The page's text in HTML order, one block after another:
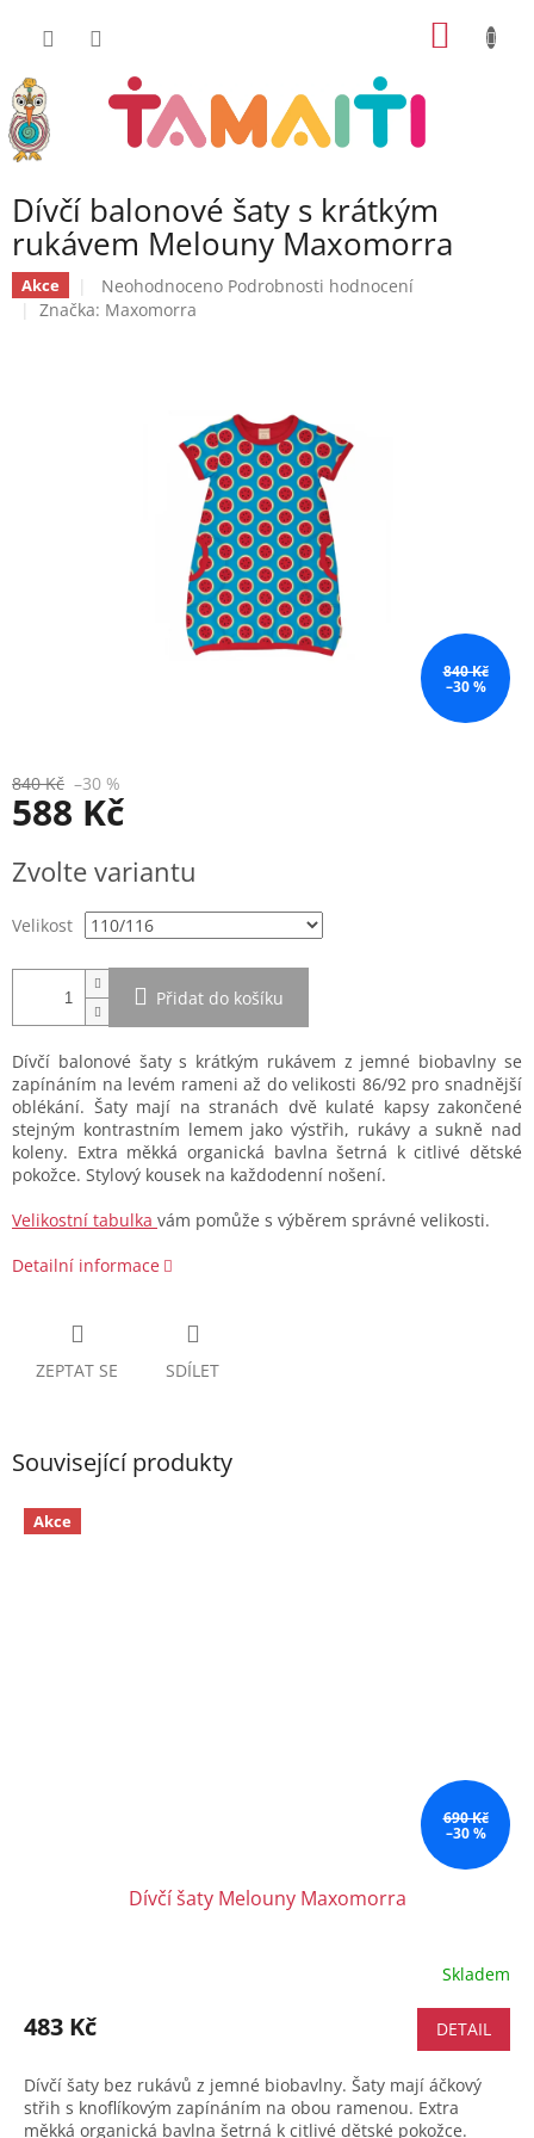
Dívčí balonové šaty s krátkým
rukávem Melouny Maxomorra
Akce
Průměrné
hodnocení
hvězdiček.
Neohodnoceno Podrobnosti hodnocení
Značka: Maxomorra
840 Kč
–30 %
840 Kč –30 %
588 Kč
cena:
Zvolte variantu
Velikost
Přidat do košíku
Dívčí balonové šaty s krátkým rukávem z jemné biobavlny se
zapínáním na levém rameni až do velikosti 86/92 pro snadnější
oblékání. Šaty mají na stranách dvě kulaté kapsy zakončené
stejným kontrastním lemem jako výstřih, rukávy a sukně nad
koleny. Extra měkká organická bavlna šetrná k citlivé dětské
pokožce. Stylový kousek na každodenní nošení.
Velikostní tabulka vám pomůže s výběrem správné velikosti.
Detailní informace
ZEPTAT SE SDÍLET
Související produkty
Akce
690 Kč
–30 %
Dívčí šaty Melouny Maxomorra
Skladem
483 Kč DETAIL
Dívčí šaty bez rukávů z jemné biobavlny. Šaty mají áčkový
střih s knoflíkovým zapínáním na obou ramenou. Extra
měkká organická bavlna šetrná k citlivé dětské pokožce.